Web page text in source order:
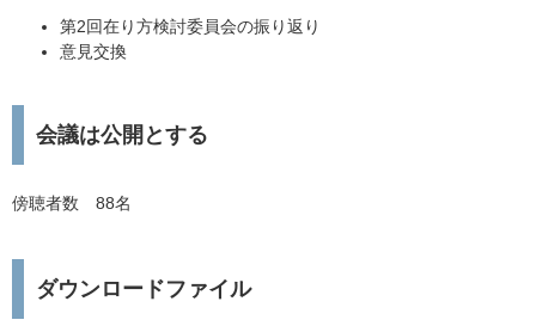
第2回在り方検討委員会の振り返り
意見交換
会議は公開とする
傍聴者数 88名
ダウンロードファイル